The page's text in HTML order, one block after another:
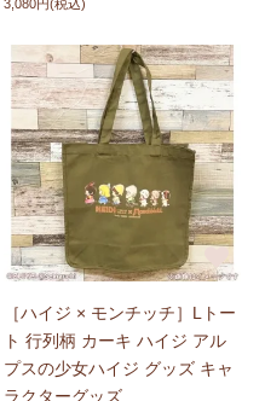
3,080円(税込)
［ハイジ × モンチッチ］Lトー
ト 行列柄 カーキ ハイジ アル
プスの少女ハイジ グッズ キャ
ラクターグッズ